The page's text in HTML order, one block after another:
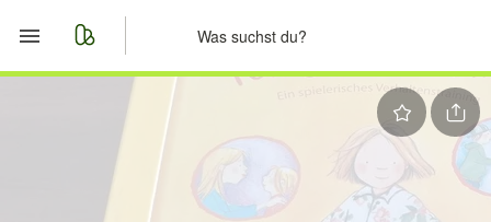
Merkliste
Nachrichten